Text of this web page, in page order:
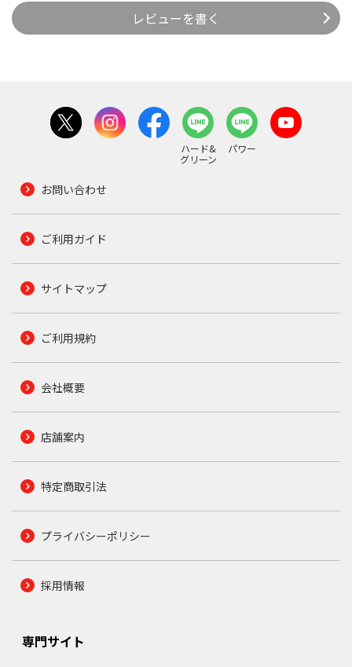
レビューを書く
ハード&
グリーン
パワー
お問い合わせ
ご利用ガイド
サイトマップ
ご利用規約
会社概要
店舗案内
特定商取引法
プライバシーポリシー
採用情報
専門サイト